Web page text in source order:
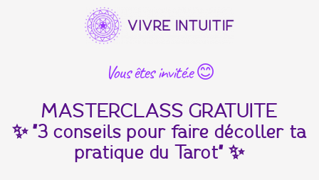
Vous êtes invité.e 😊
MASTERCLASS GRATUITE
✨ "3 conseils pour faire décoller ta
pratique du Tarot" ✨